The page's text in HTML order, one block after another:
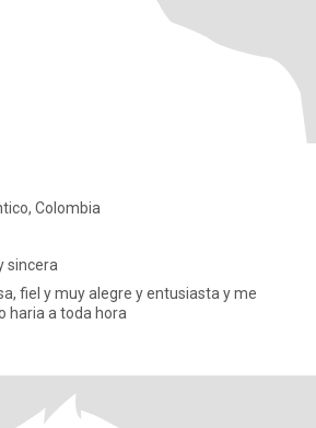
Colombia
sincera
fiel y muy alegre y entusiasta y me
haria a toda hora